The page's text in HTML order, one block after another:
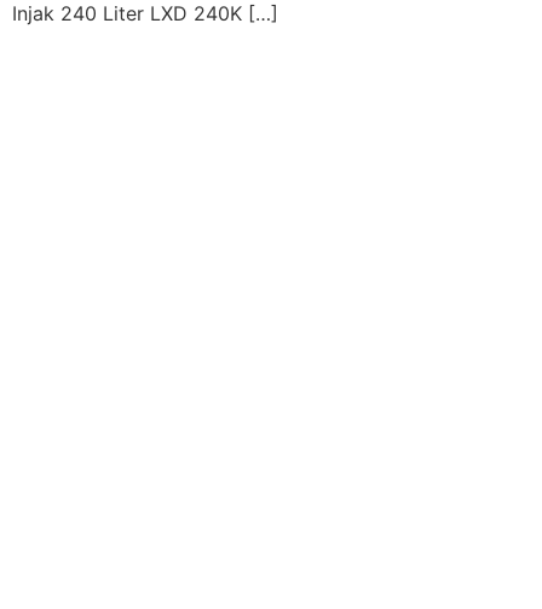
Injak 240 Liter LXD 240K […]